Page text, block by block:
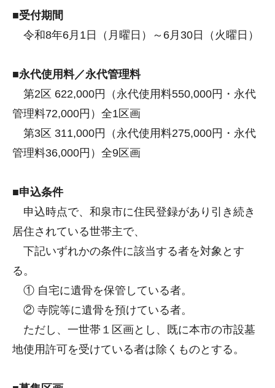
■受付期間
令和8年6月1日（月曜日）～6月30日（火曜日）
■永代使用料／永代管理料
第2区 622,000円（永代使用料550,000円・永代
管理料72,000円）全1区画
第3区 311,000円（永代使用料275,000円・永代
管理料36,000円）全9区画
■申込条件
申込時点で、和泉市に住民登録があり引き続き
居住されている世帯主で、
下記いずれかの条件に該当する者を対象とす
る。
① 自宅に遺骨を保管している者。
② 寺院等に遺骨を預けている者。
ただし、一世帯１区画とし、既に本市の市設墓
地使用許可を受けている者は除くものとする。